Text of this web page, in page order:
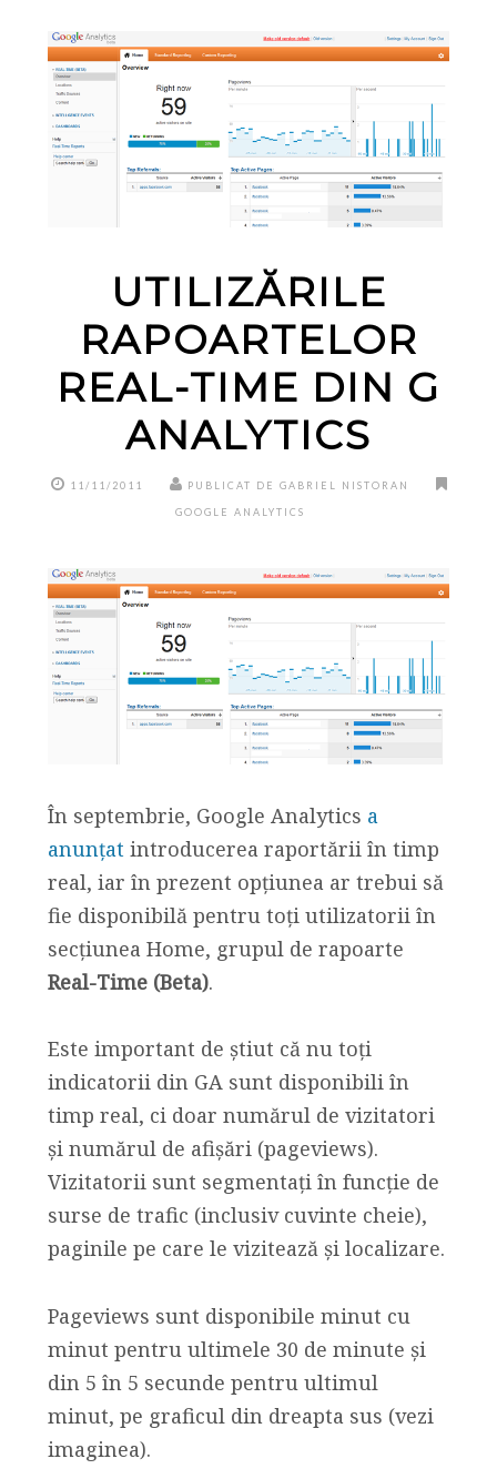
UTILIZĂRILE
RAPOARTELOR
REAL-TIME DIN G
ANALYTICS
11/11/2011 PUBLICAT DE GABRIEL NISTORAN
GOOGLE ANALYTICS
În septembrie, Google Analytics a
anunţat introducerea raportării în timp
real, iar în prezent opţiunea ar trebui să
fie disponibilă pentru toţi utilizatorii în
secţiunea Home, grupul de rapoarte
Real-Time (Beta).
Este important de ştiut că nu toţi
indicatorii din GA sunt disponibili în
timp real, ci doar numărul de vizitatori
şi numărul de afişări (pageviews).
Vizitatorii sunt segmentaţi în funcţie de
surse de trafic (inclusiv cuvinte cheie),
paginile pe care le vizitează şi localizare.
Pageviews sunt disponibile minut cu
minut pentru ultimele 30 de minute şi
din 5 în 5 secunde pentru ultimul
minut, pe graficul din dreapta sus (vezi
imaginea).